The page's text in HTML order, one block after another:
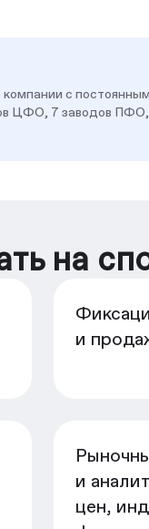
с
ЦФО, 7 заводов ПФО,
на
и
и
цен,